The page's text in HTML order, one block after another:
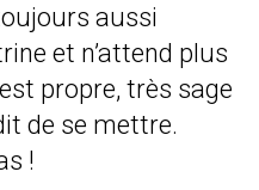
aussi
et n’attend plus
propre, très sage
de se mettre.
!